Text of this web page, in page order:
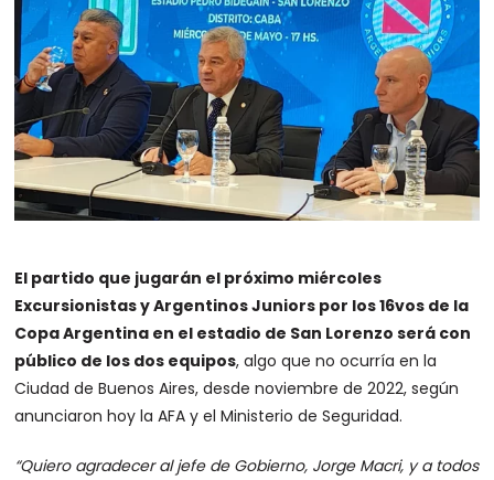
El partido que jugarán el próximo miércoles
Excursionistas y Argentinos Juniors por los 16vos de la
Copa Argentina en el estadio de San Lorenzo será con
público de los dos equipos, algo que no ocurría en la
Ciudad de Buenos Aires, desde noviembre de 2022, según
anunciaron hoy la AFA y el Ministerio de Seguridad.
“Quiero agradecer al jefe de Gobierno, Jorge Macri, y a todos